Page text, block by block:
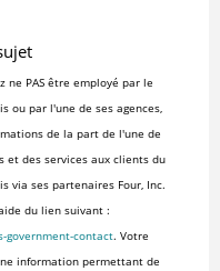
ne PAS être employé par le
ou par l'une de ses agences,
de la part de l'une de
et des services aux clients du
via ses partenaires Four, Inc.
du lien suivant :
government-contact. Votre
information permettant de